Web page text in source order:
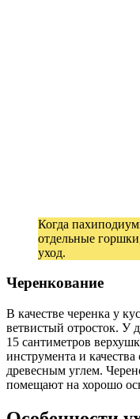
Когда
отдельные
уход.
Черенкование
В качестве черенка у
ветвистый отросток. У
15 сантиметров
инструмента и
древесным углем.
помещают на хорошо